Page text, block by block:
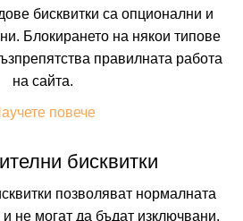
HOTEL & CONVENTION
GREECE
клиенти)
бисквитки са опционални и
Блокирането на някои типове
правилната работа
на сайта.
повече
бисквитки
позволяват нормалната
не могат да бъдат изключвани.